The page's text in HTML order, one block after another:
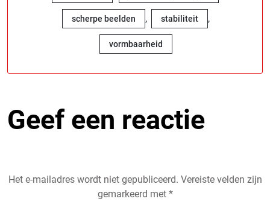
scherpe beelden , stabiliteit ,
vormbaarheid
Geef een reactie
Het e-mailadres wordt niet gepubliceerd. Vereiste velden zijn
gemarkeerd met *